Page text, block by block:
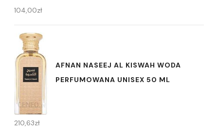
104,00zł
AFNAN NASEEJ AL KISWAH WODA
PERFUMOWANA UNISEX 50 ML
210,63zł